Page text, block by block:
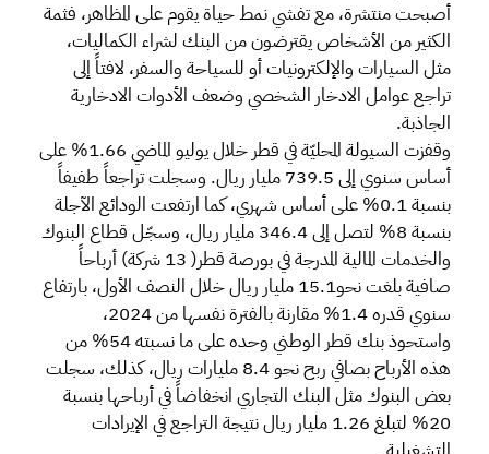
أصبحت منتشرة، مع تفشي نمط حياة يقوم على المظاهر، فثمة
الكثير من الأشخاص يقترضون من البنك لشراء الكماليات،
مثل السيارات والإلكترونيات أو للسياحة والسفر، لافتاً إلى
تراجع عوامل الادخار الشخصي وضعف الأدوات الادخارية
الجاذبة.
وقفزت السيولة المحليّة في قطر خلال يوليو الماضي 1.66% على
أساس سنوي إلى 739.5 مليار ريال. وسجلت تراجعاً طفيفاً
بنسبة 0.1% على أساس شهري، كما ارتفعت الودائع الآجلة
بنسبة 8% لتصل إلى 346.4 مليار ريال، وسجّل قطاع البنوك
والخدمات المالية المدرجة في بورصة قطر( 13 شركة) أرباحاً
صافية بلغت نحو15.1 مليار ريال خلال النصف الأول، بارتفاع
سنوي قدره 1.4% مقارنة بالفترة نفسها من 2024،
واستحوذ بنك قطر الوطني وحده على ما نسبته 54% من
هذه الأرباح بصافي ربح نحو 8.4 مليارات ريال، كذلك، سجلت
بعض البنوك مثل البنك التجاري انخفاضاً في أرباحها بنسبة
20% لتبلغ 1.26 مليار ريال نتيجة التراجع في الإيرادات